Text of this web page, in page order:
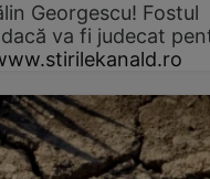
Georgescu! Fostul
va fi judecat